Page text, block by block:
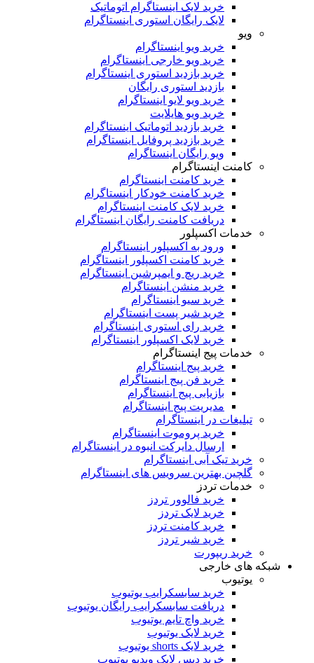
خرید لایک اینستاگرام اتوماتیک
لایک رایگان استوری اینستاگرام
ویو
خرید ویو اینستاگرام
خرید ویو خارجی اینستاگرام
خرید بازدید استوری اینستاگرام
بازدید استوری رایگان
خرید ویو لایو اینستاگرام
خرید ویو هایلایت
خرید بازدید اتوماتیک اینستاگرام
خرید بازدید پروفایل اینستاگرام
ویو رایگان اینستاگرام
کامنت اینستاگرام
خرید کامنت اینستاگرام
خرید کامنت خودکار اینستاگرام
خرید لایک کامنت اینستاگرام
دریافت کامنت رایگان اینستاگرام
خدمات اکسپلور
ورود به اکسپلور اینستاگرام
خرید کامنت اکسپلور اینستاگرام
خرید ریچ و ایمپرشین اینستاگرام
خرید منشن اینستاگرام
خرید سیو اینستاگرام
خرید شیر پست اینستاگرام
خرید رای استوری اینستاگرام
خرید لایک اکسپلور اینستاگرام
خدمات پیج اینستاگرام
خرید پیج اینستاگرام
خرید فن پیج اینستاگرام
بازیابی پیج اینستاگرام
مدیریت پیج اینستاگرام
تبلیغات در اینستاگرام
خرید پروموت اینستاگرام
ارسال دایرکت انبوه در اینستاگرام
خرید تیک آبی اینستاگرام
گلچین بهترین سرویس های اینستاگرام
خدمات تردز
خرید فالوور تردز
خرید لایک تردز
خرید کامنت تردز
خرید شیر تردز
خرید ریپورت
شبکه های خارجی
یوتیوب
خرید سابسکرایب یوتیوب
دریافت سابسکرایب رایگان یوتیوب
خرید واچ تایم یوتیوب
خرید لایک یوتیوب
خرید لایک shorts یوتیوب
خرید دیس لایک ویدیو یوتیوب